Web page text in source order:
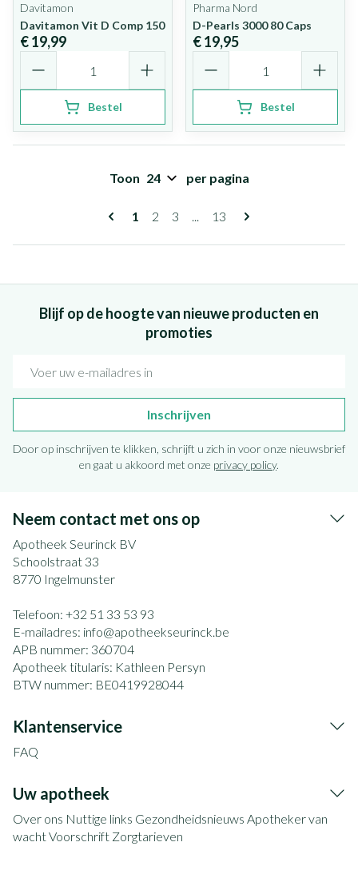
Davitamon
Davitamon Vit D Comp 150
€ 19,99
Bestel
Pharma Nord
D-Pearls 3000 80 Caps
€ 19,95
Bestel
Pagina's
U lees momenteel pagina
1 Pagina
2 Pagina
3 ... Pagina
13
Toon per pagina
Blijf op de hoogte van nieuwe producten en
promoties
Inschrijven
Door op inschrijven te klikken, schrijft u zich in voor onze nieuwsbrief
en gaat u akkoord met onze privacy policy.
Neem contact met ons op
Apotheek Seurinck BV
Schoolstraat 33
8770 Ingelmunster
Telefoon: +32 51 33 53 93
E-mailadres: info@apotheekseurinck.be
APB nummer: 360704
Apotheek titularis: Kathleen Persyn
BTW nummer: BE0419928044
Klantenservice
FAQ
Uw apotheek
Over ons Nuttige links Gezondheidsnieuws Apotheker van
wachtVoorschrift Zorgtarieven